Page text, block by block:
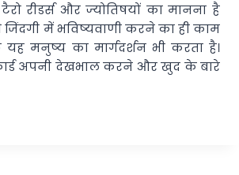
रीडर्स और ज्‍योतिषयों का मानना है
जिंदगी में भविष्‍यवाणी करने का ही काम
मनुष्‍य का मार्गदर्शन भी करता है।
अपनी देखभाल करने और खुद के बारे